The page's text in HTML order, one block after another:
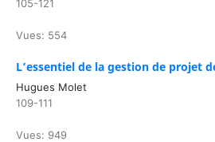
105-121
Vues: 554
L’essentiel de la gestion de projet
Hugues Molet
109-111
Vues: 949